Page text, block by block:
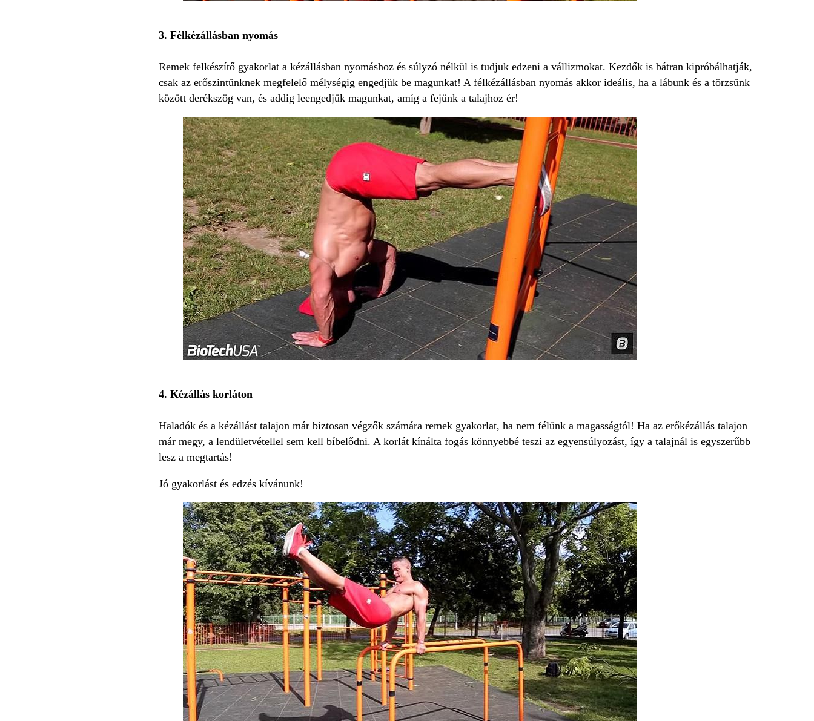
3. Félkézállásban nyomás
Remek felkészítő gyakorlat a kézállásban nyomáshoz és súlyzó nélkül is tudjuk edzeni a vállizmokat. Kezdők is bátran kipróbálhatják,
csak az erőszintünknek megfelelő mélységig engedjük be magunkat! A félkézállásban nyomás akkor ideális, ha a lábunk és a törzsünk
között derékszög van, és addig leengedjük magunkat, amíg a fejünk a talajhoz ér!
4. Kézállás korláton
Haladók és a kézállást talajon már biztosan végzők számára remek gyakorlat, ha nem félünk a magasságtól! Ha az erőkézállás talajon
már megy, a lendületvétellel sem kell bíbelődni. A korlát kínálta fogás könnyebbé teszi az egyensúlyozást, így a talajnál is egyszerűbb
lesz a megtartás!
Jó gyakorlást és edzés kívánunk!